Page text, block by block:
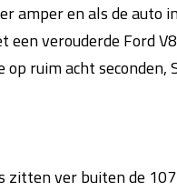
amper en als de auto
een verouderde Ford
ruim acht
zitten ver buiten de